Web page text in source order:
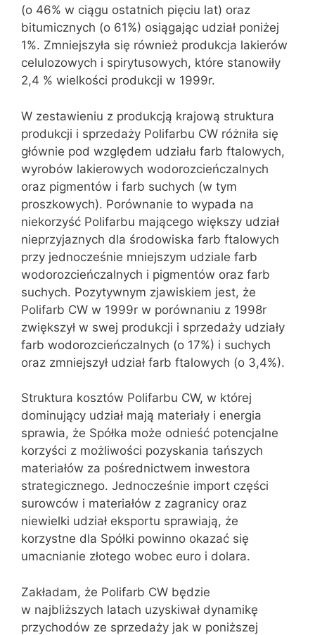
(o 46% w ciągu ostatnich pięciu lat) oraz
bitumicznych (o 61%) osiągając udział poniżej
1%. Zmniejszyła się również produkcja lakierów
celulozowych i spirytusowych, które stanowiły
2,4 % wielkości produkcji w 1999r.
W zestawieniu z produkcją krajową struktura
produkcji i sprzedaży Polifarbu CW różniła się
głównie pod względem udziału farb ftalowych,
wyrobów lakierowych wodorozcieńczalnych
oraz pigmentów i farb suchych (w tym
proszkowych). Porównanie to wypada na
niekorzyść Polifarbu mającego większy udział
nieprzyjaznych dla środowiska farb ftalowych
przy jednocześnie mniejszym udziale farb
wodorozcieńczalnych i pigmentów oraz farb
suchych. Pozytywnym zjawiskiem jest, że
Polifarb CW w 1999r w porównaniu z 1998r
zwiększył w swej produkcji i sprzedaży udziały
farb wodorozcieńczalnych (o 17%) i suchych
oraz zmniejszył udział farb ftalowych (o 3,4%).
Struktura kosztów Polifarbu CW, w której
dominujący udział mają materiały i energia
sprawia, że Spółka może odnieść potencjalne
korzyści z możliwości pozyskania tańszych
materiałów za pośrednictwem inwestora
strategicznego. Jednocześnie import części
surowców i materiałów z zagranicy oraz
niewielki udział eksportu sprawiają, że
korzystne dla Spółki powinno okazać się
umacnianie złotego wobec euro i dolara.
Zakładam, że Polifarb CW będzie
w najbliższych latach uzyskiwał dynamikę
przychodów ze sprzedaży jak w poniższej